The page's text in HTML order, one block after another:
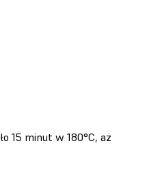
15 minut w 180°C, aż